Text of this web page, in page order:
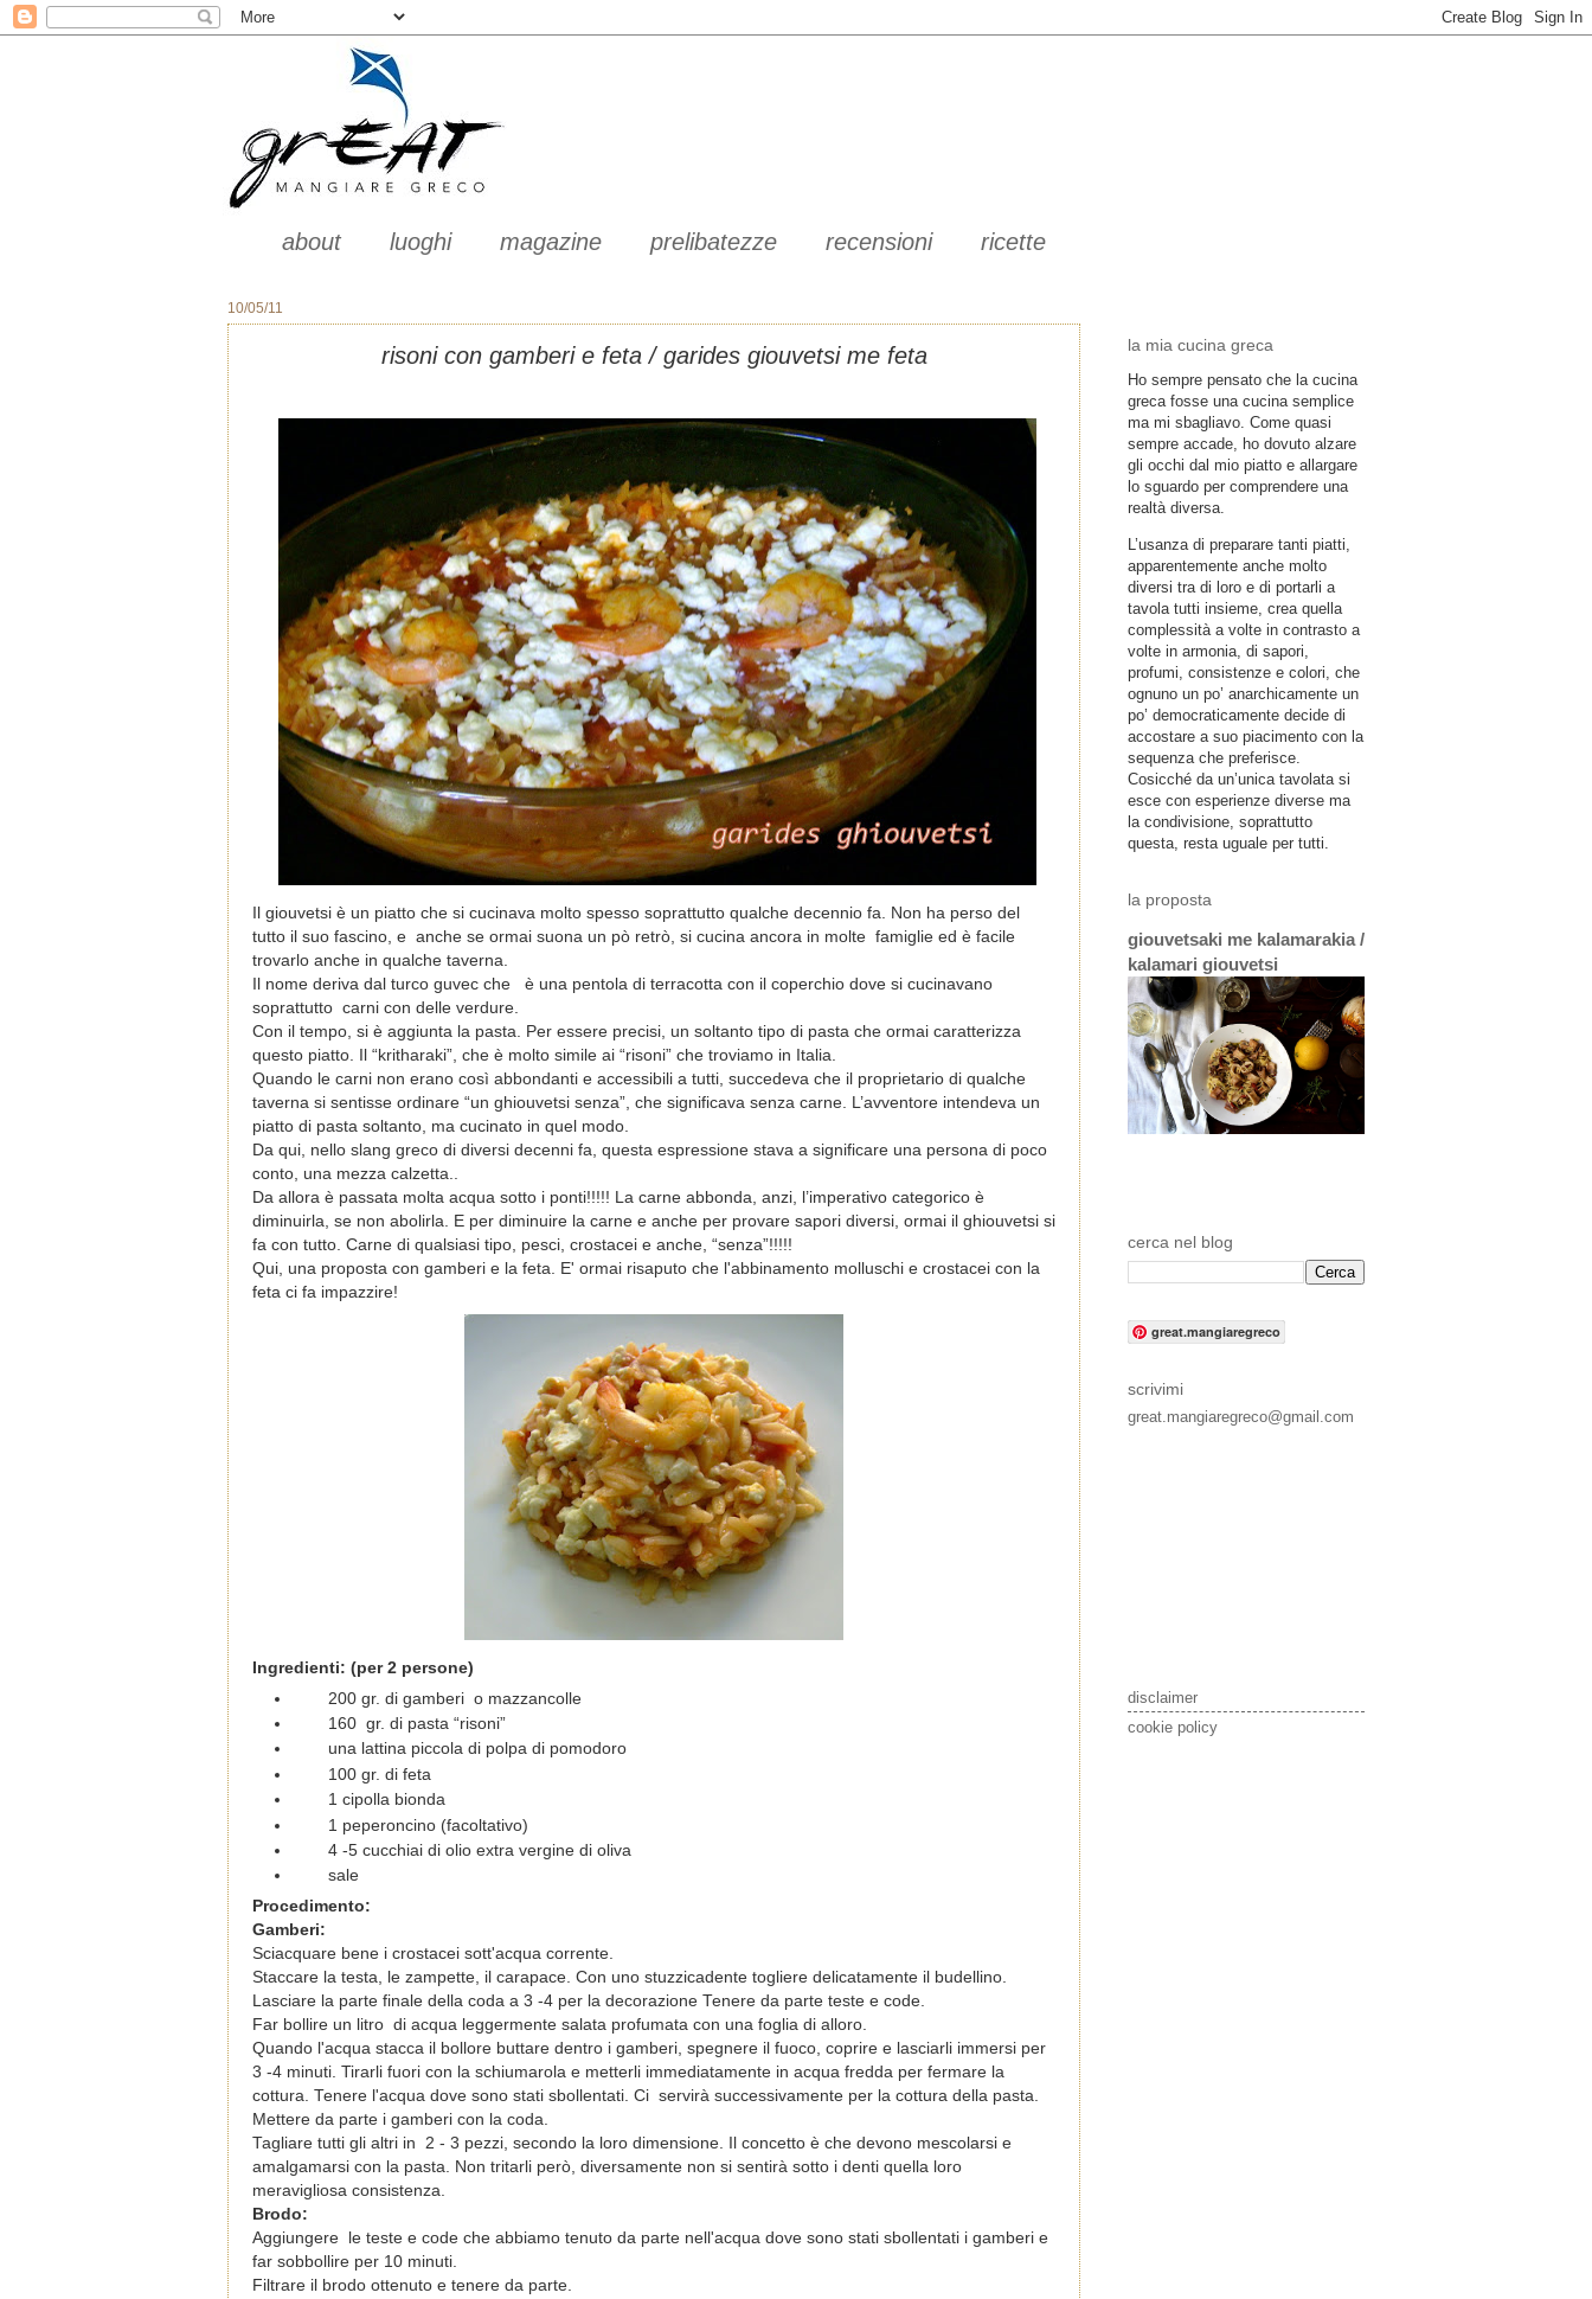
about luoghi magazine prelibatezze recensioni ricette
10/05/11
risoni con gamberi e feta / garides giouvetsi me feta
Il giouvetsi è un piatto che si cucinava molto spesso soprattutto qualche decennio fa. Non ha perso del
tutto il suo fascino, e anche se ormai suona un pò retrò, si cucina ancora in molte famiglie ed è facile
trovarlo anche in qualche taverna.
Il nome deriva dal turco guvec che è una pentola di terracotta con il coperchio dove si cucinavano
soprattutto carni con delle verdure.
Con il tempo, si è aggiunta la pasta. Per essere precisi, un soltanto tipo di pasta che ormai caratterizza
questo piatto. Il “kritharaki”, che è molto simile ai “risoni” che troviamo in Italia.
Quando le carni non erano così abbondanti e accessibili a tutti, succedeva che il proprietario di qualche
taverna si sentisse ordinare “un ghiouvetsi senza”, che significava senza carne. L’avventore intendeva un
piatto di pasta soltanto, ma cucinato in quel modo.
Da qui, nello slang greco di diversi decenni fa, questa espressione stava a significare una persona di poco
conto, una mezza calzetta..
Da allora è passata molta acqua sotto i ponti!!!!! La carne abbonda, anzi, l’imperativo categorico è
diminuirla, se non abolirla. E per diminuire la carne e anche per provare sapori diversi, ormai il ghiouvetsi si
fa con tutto. Carne di qualsiasi tipo, pesci, crostacei e anche, “senza”!!!!!
Qui, una proposta con gamberi e la feta. E' ormai risaputo che l'abbinamento molluschi e crostacei con la
feta ci fa impazzire!
Ingredienti: (per 2 persone)
200 gr. di gamberi o mazzancolle
160 gr. di pasta “risoni”
una lattina piccola di polpa di pomodoro
100 gr. di feta
1 cipolla bionda
1 peperoncino (facoltativo)
4 -5 cucchiai di olio extra vergine di oliva
sale
Procedimento:
Gamberi:
Sciacquare bene i crostacei sott'acqua corrente.
Staccare la testa, le zampette, il carapace. Con uno stuzzicadente togliere delicatamente il budellino.
Lasciare la parte finale della coda a 3 -4 per la decorazione Tenere da parte teste e code.
Far bollire un litro di acqua leggermente salata profumata con una foglia di alloro.
Quando l'acqua stacca il bollore buttare dentro i gamberi, spegnere il fuoco, coprire e lasciarli immersi per
3 -4 minuti. Tirarli fuori con la schiumarola e metterli immediatamente in acqua fredda per fermare la
cottura. Tenere l'acqua dove sono stati sbollentati. Ci servirà successivamente per la cottura della pasta.
Mettere da parte i gamberi con la coda.
Tagliare tutti gli altri in 2 - 3 pezzi, secondo la loro dimensione. Il concetto è che devono mescolarsi e
amalgamarsi con la pasta. Non tritarli però, diversamente non si sentirà sotto i denti quella loro
meravigliosa consistenza.
Brodo:
Aggiungere le teste e code che abbiamo tenuto da parte nell'acqua dove sono stati sbollentati i gamberi e
far sobbollire per 10 minuti.
Filtrare il brodo ottenuto e tenere da parte.
la mia cucina greca
Ho sempre pensato che la cucina
greca fosse una cucina semplice
ma mi sbagliavo. Come quasi
sempre accade, ho dovuto alzare
gli occhi dal mio piatto e allargare
lo sguardo per comprendere una
realtà diversa.
L’usanza di preparare tanti piatti,
apparentemente anche molto
diversi tra di loro e di portarli a
tavola tutti insieme, crea quella
complessità a volte in contrasto a
volte in armonia, di sapori,
profumi, consistenze e colori, che
ognuno un po’ anarchicamente un
po’ democraticamente decide di
accostare a suo piacimento con la
sequenza che preferisce.
Cosicché da un’unica tavolata si
esce con esperienze diverse ma
la condivisione, soprattutto
questa, resta uguale per tutti.
la proposta
giouvetsaki me kalamarakia /
kalamari giouvetsi
cerca nel blog
great.mangiaregreco
scrivimi
great.mangiaregreco@gmail.com
disclaimer
cookie policy